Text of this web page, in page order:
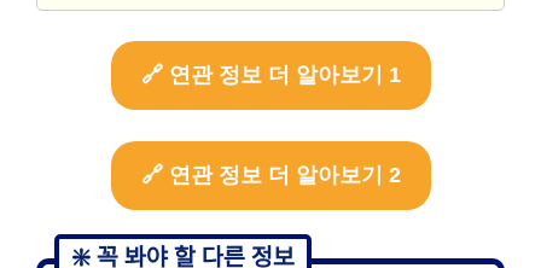
🔗 연관 정보 더 알아보기 1
🔗 연관 정보 더 알아보기 2